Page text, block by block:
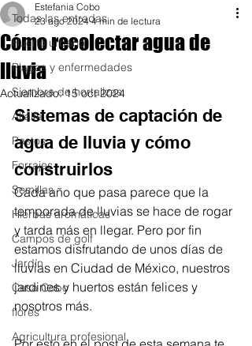
Todas las entradas
Huerto urbano
Plagas y enfermedades
Siembra de hortalizas
Alfalfa
Pastos
Forrajes
Semillas
Hierbas aromáticas
Campos de golf
Jardín
Casa Cobo
flores
Agricultura profesional
Cómo recolectar agua de
lluvia
Estefania Cobo
23 ago 2024 4 min de lectura
Actualizado:15 oct 2024
Sistemas de captación de
agua de lluvia y cómo
construirlos
Cada año que pasa parece que la
temporada de lluvias se hace de rogar
y tarda más en llegar. Pero por fin
estamos disfrutando de unos días de
lluvias en Ciudad de México, nuestros
jardines y huertos están felices y
nosotros más.